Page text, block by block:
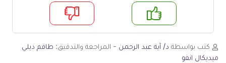
لا
كتب بواسطة د/ آية عبد الرحمن - المراجعة والتدقيق: طاقم ديلي
ميديكال انفو